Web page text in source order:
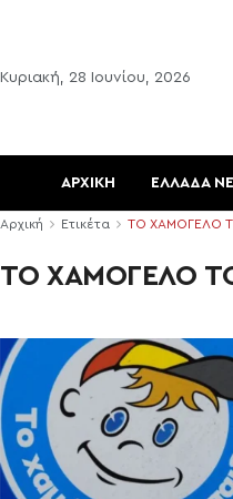
Κυριακή, 28 Ιουνίου, 2026
ΑΡΧΙΚΗ ΕΛΛΑΔΑ
Αρχική Ετικέτα ΤΟ ΧΑΜΟΓΕΛΟ
ΤΟ ΧΑΜΟΓΕΛΟ